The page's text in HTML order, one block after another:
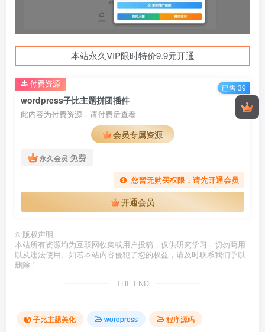
本站永久VIP限时特价9.9元开通
wordpress子比主题拼团插件
此内容为付费资源，请付费后查看
会员专属资源
永久会员 免费
您暂无购买权限，请先开通会员
开通会员
付费资源 已售 39
© 版权声明
本站所有资源均为互联网收集或用户投稿，仅供研究学习，切勿商用
以及违法使用。如若本站内容侵犯了您的权益，请及时联系我们予以
删除！
THE END
子比主题美化 wordpress 程序源码